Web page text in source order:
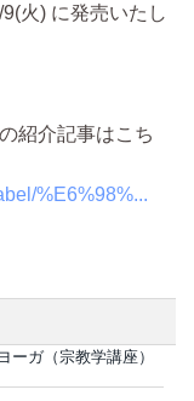
火) に発売いたし
紹介記事はこち
%E6%98%...
ーガ（宗教学講座）